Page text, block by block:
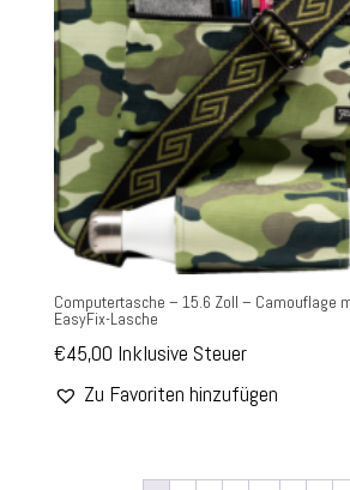
Computertasche – 15.6 Zoll – Camouflage
EasyFix-Lasche
€45,00 Inklusive Steuer
Zu Favoriten hinzufügen